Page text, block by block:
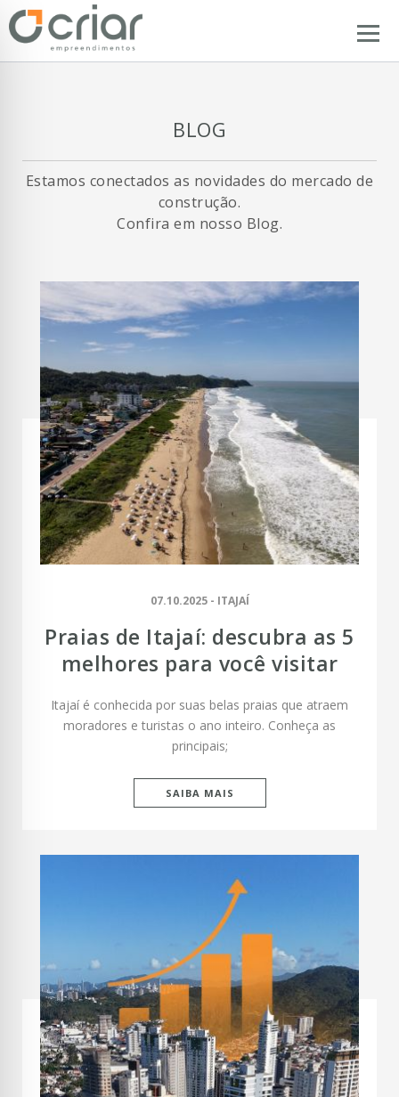
BLOG
Estamos conectados as novidades do mercado de
construção.
Confira em nosso Blog.
07.10.2025 - ITAJAÍ
Praias de Itajaí: descubra as 5
melhores para você visitar
Itajaí é conhecida por suas belas praias que atraem
moradores e turistas o ano inteiro. Conheça as
principais;
SAIBA MAIS